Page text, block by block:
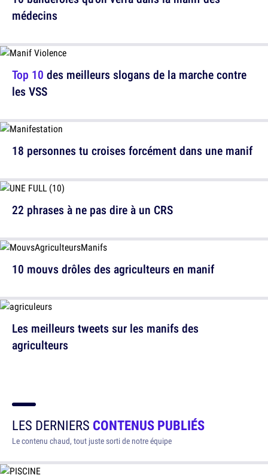
Top 10 des meilleurs slogans de la marche contre
les VSS
22 phrases à ne pas dire à un CRS
Les meilleurs tweets sur les manifs des
agriculteurs
médecins
18 personnes tu croises forcément dans une manif
10 mouvs drôles des agriculteurs en manif
LES DERNIERS CONTENUS PUBLIÉS
Le contenu chaud, tout juste sorti de notre équipe